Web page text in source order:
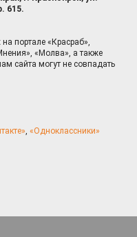
615.
портале «Красраб»,
«Молва», а также
сайта могут не совпадать
, «Одноклассники»